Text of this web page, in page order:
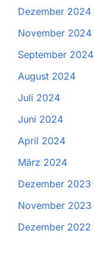
Dezember 2024
November 2024
September 2024
August 2024
Juli 2024
Juni 2024
April 2024
März 2024
Dezember 2023
November 2023
Dezember 2022